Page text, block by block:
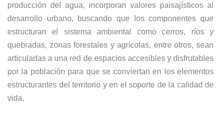
producción del agua, incorporan valores paisajísticos al
desarrollo urbano, buscando que los componentes que
estructuran el sistema ambiental como cerros, ríos y
quebradas, zonas forestales y agrícolas, entre otros, sean
articuladas a una red de espacios accesibles y disfrutables
por la población para que se conviertan en los elementos
estructurantes del territorio y en el soporte de la calidad de
vida.